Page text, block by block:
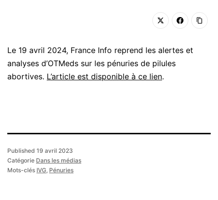
Le 19 avril 2024, France Info reprend les alertes et
analyses d’OTMeds sur les pénuries de pilules
abortives. L’article est disponible à ce lien.
Published 19 avril 2023
Catégorie Dans les médias
Mots-clés IVG, Pénuries